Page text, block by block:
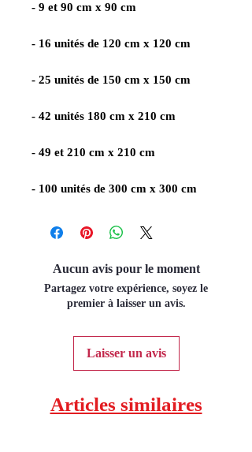
- 9 et 90 cm x 90 cm
- 16 unités de 120 cm x 120 cm
- 25 unités de 150 cm x 150 cm
- 42 unités 180 cm x 210 cm
- 49 et 210 cm x 210 cm
- 100 unités de 300 cm x 300 cm
Aucun avis pour le moment
Partagez votre expérience, soyez le
premier à laisser un avis.
Laisser un avis
Articles similaires